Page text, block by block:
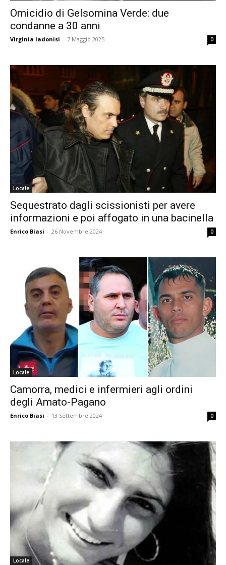
Omicidio di Gelsomina Verde: due
condanne a 30 anni
Virginia Iadonisi - 7 Maggio 2025 0
Locale
Sequestrato dagli scissionisti per avere
informazioni e poi affogato in una bacinella
Enrico Biasi - 26 Novembre 2024 0
Locale
Camorra, medici e infermieri agli ordini
degli Amato-Pagano
Enrico Biasi - 13 Settembre 2024 0
Locale